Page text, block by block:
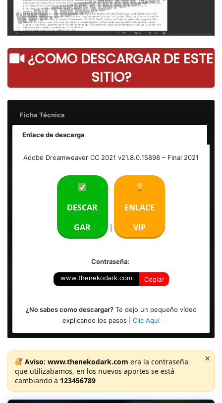
¿COMO DESCARGAR DE ESTE
SITIO?
Ficha Técnica
Enlace de descarga
Final
Peso: 945 MB
Idioma: Multilenguaje (Español)
Activación: Pre-Active
NOTA: Se mantiene la versión Adobe Dreamweaver CC
2020 v20.1.0.15211 en el paste de descarga.
Adobe Dreamweaver CC 2021 v21.8.0.15898 – Final 2021
DESCAR
GAR
ENLACE
VIP
Contraseña:
www.thenekodark.com Copiar
¿No sabes como descargar?Te dejo un pequeño vídeo
explicando los pasos | Clic Aquí
Aviso: www.thenekodark.com era la contraseña
que utilizabamos, en los nuevos aportes se está
cambiando a 123456789
×